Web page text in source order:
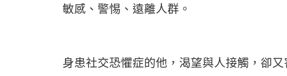
敏感、警惕、遠離人群。
身患社交恐懼症的他，渴望與人接觸，卻又